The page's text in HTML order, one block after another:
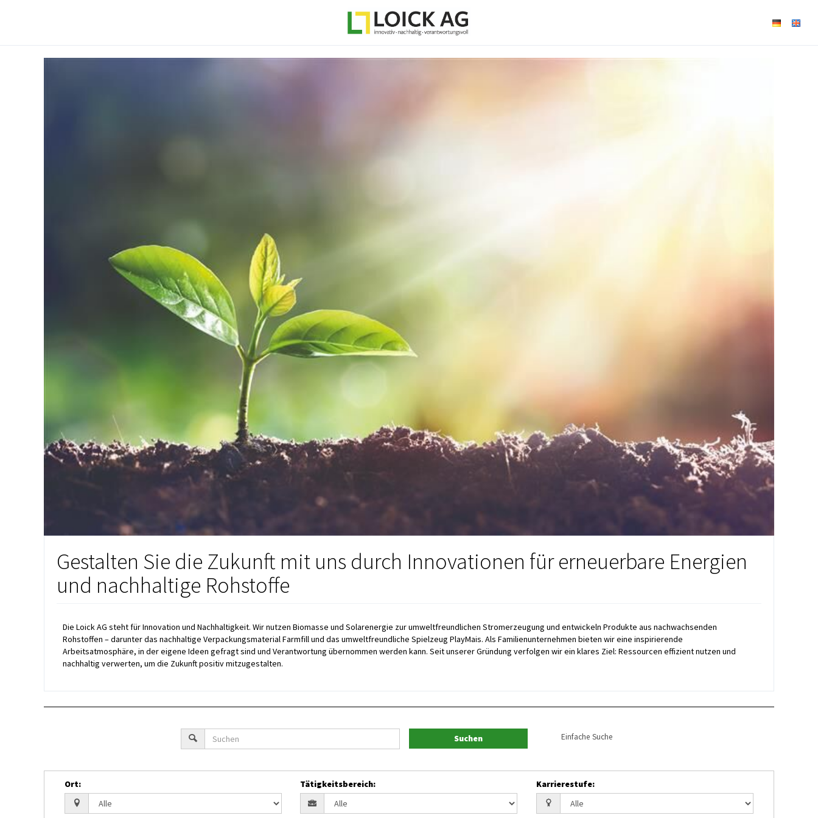
Gestalten Sie die Zukunft mit uns durch Innovationen für erneuerbare Energien
und nachhaltige Rohstoffe
Die Loick AG steht für Innovation und Nachhaltigkeit. Wir nutzen Biomasse und Solarenergie zur umweltfreundlichen Stromerzeugung und entwickeln Produkte aus nachwachsenden
Rohstoffen – darunter das nachhaltige Verpackungsmaterial Farmfill und das umweltfreundliche Spielzeug PlayMais. Als Familienunternehmen bieten wir eine inspirierende
Arbeitsatmosphäre, in der eigene Ideen gefragt sind und Verantwortung übernommen werden kann. Seit unserer Gründung verfolgen wir ein klares Ziel: Ressourcen effizient nutzen und
nachhaltig verwerten, um die Zukunft positiv mitzugestalten.
Suchen Einfache Suche
Ort: Tätigkeitsbereich: Karrierestufe: